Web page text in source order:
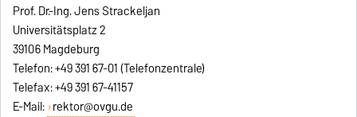
Prof. Dr.-Ing. Jens Strackeljan
Universitätsplatz 2
39106 Magdeburg
Telefon: +49 391 67-01 (Telefonzentrale)
Telefax: +49 391 67-41157
E-Mail: rektor@ovgu.de